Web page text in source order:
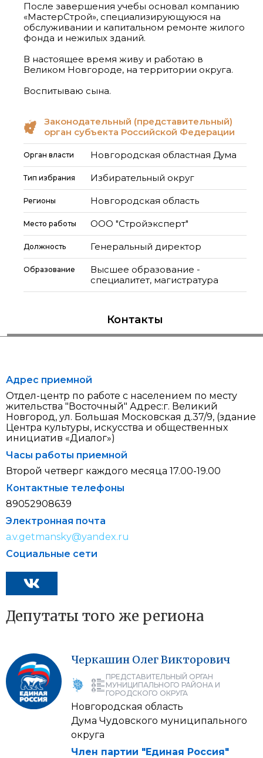
После завершения учебы основал компанию
«МастерСтрой», специализирующуюся на
обслуживании и капитальном ремонте жилого
фонда и нежилых зданий.
В настоящее время живу и работаю в
Великом Новгороде, на территории округа.
Воспитываю сына.
Законодательный (представительный)
орган субъекта Российской Федерации
Орган власти Новгородская областная Дума
Тип избрания Избирательный округ
Регионы Новгородская область
Место работы ООО "Стройэксперт"
Должность Генеральный директор
Образование
Высшее образование -
специалитет, магистратура
Контакты
Адрес приемной
Отдел-центр по работе с населением по месту
жительства "Восточный" Адрес:г. Великий
Новгород, ул. Большая Московская д.37/9, (здание
Центра культуры, искусства и общественных
инициатив «Диалог»)
Часы работы приемной
Второй четверг каждого месяца 17.00-19.00
Контактные телефоны
89052908639
Электронная почта
a.v.getmansky@yandex.ru
Социальные сети
Депутаты того же региона
Черкашин ОлегВикторович
ПРЕДСТАВИТЕЛЬНЫЙ ОРГАН
МУНИЦИПАЛЬНОГО РАЙОНА И
ГОРОДСКОГО ОКРУГА
Новгородская область
Дума Чудовского муниципального
округа
Член партии "Единая Россия"